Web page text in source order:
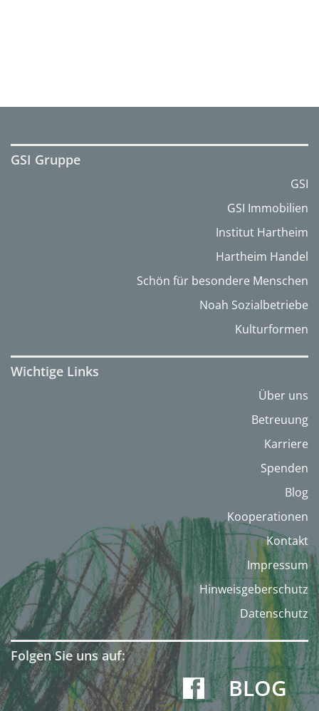
GSI Gruppe
GSI
GSI Immobilien
Institut Hartheim
Hartheim Handel
Schön für besondere Menschen
Noah Sozialbetriebe
Kulturformen
Wichtige Links
Über uns
Betreuung
Karriere
Spenden
Blog
Kooperationen
Kontakt
Impressum
Hinweisgeberschutz
Datenschutz
Folgen Sie uns auf:
BLOG